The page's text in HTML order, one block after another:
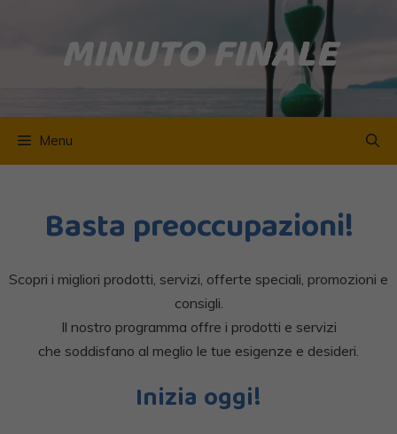
MINUTO FINALE
Menu
Basta preoccupazioni!
Scopri i migliori prodotti, servizi, offerte speciali, promozioni e
consigli.
Il nostro programma offre i prodotti e servizi
che soddisfano al meglio le tue esigenze e desideri.
Inizia oggi!